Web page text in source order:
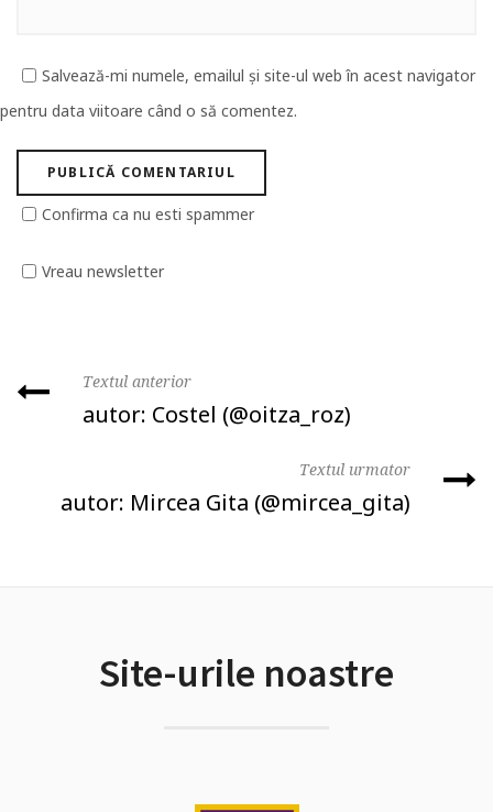
Salvează-mi numele, emailul și site-ul web în acest navigator
pentru data viitoare când o să comentez.
Confirma ca nu esti spammer
Vreau newsletter
Textul anterior
autor: Costel (@oitza_roz)
Textul urmator
autor: Mircea Gita (@mircea_gita)
Site-urile noastre